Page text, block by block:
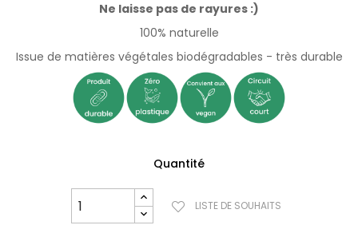
Ne laisse pas de rayures :)
100% naturelle
Issue de matières végétales biodégradables - très durable
Quantité
LISTE DE SOUHAITS